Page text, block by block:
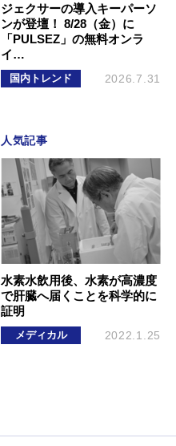
ジェクサーの導入キーパーソ
ンが登壇！ 8/28（金）に
「PULSEZ」の無料オンラ
イ…
国内トレンド 2026.7.31
人気記事
水素水飲用後、水素が高濃度
で肝臓へ届くことを科学的に
証明
メディカル 2022.1.25